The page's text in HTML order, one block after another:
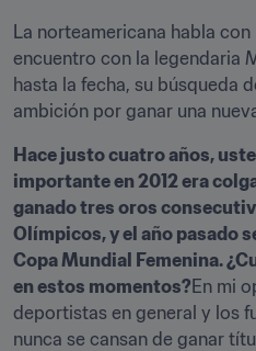
La norteamericana habla con
encuentro con la legendaria
hasta la fecha, su búsqueda
ambición por ganar una
Hace justo cuatro años,
importante en 2012 era
ganado tres oros
Olímpicos, y el año pasado
Copa Mundial Femenina.
en estos momentos? En mi
deportistas en general y los
nunca se cansan de ganar